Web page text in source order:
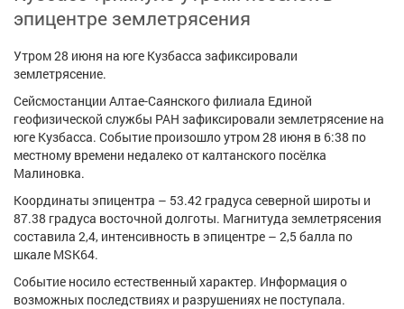
Объявления Недвижимость
Работа Транспорт Компании
Обучение Проекты
эпицентре землетрясения
Утром 28 июня на юге Кузбасса зафиксировали
землетрясение.
Сейсмостанции Алтае-Саянского филиала Единой
геофизической службы РАН зафиксировали землетрясение на
юге Кузбасса. Событие произошло утром 28 июня в 6:38 по
местному времени недалеко от калтанского посёлка
Малиновка.
Координаты эпицентра – 53.42 градуса северной широты и
87.38 градуса восточной долготы. Магнитуда землетрясения
составила 2,4, интенсивность в эпицентре – 2,5 балла по
шкале MSK64.
Событие носило естественный характер. Информация о
возможных последствиях и разрушениях не поступала.